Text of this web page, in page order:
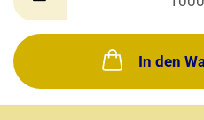
In den